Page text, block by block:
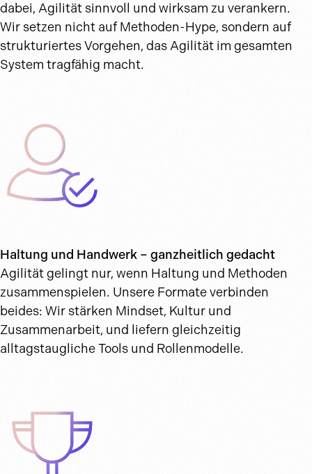
dabei, Agilität sinnvoll und wirksam zu verankern.
Wir setzen nicht auf Methoden-Hype, sondern auf
strukturiertes Vorgehen, das Agilität im gesamten
System tragfähig macht.
Haltung und Handwerk – ganzheitlich gedacht
Agilität gelingt nur, wenn Haltung und Methoden
zusammenspielen. Unsere Formate verbinden
beides: Wir stärken Mindset, Kultur und
Zusammenarbeit, und liefern gleichzeitig
alltagstaugliche Tools und Rollenmodelle.